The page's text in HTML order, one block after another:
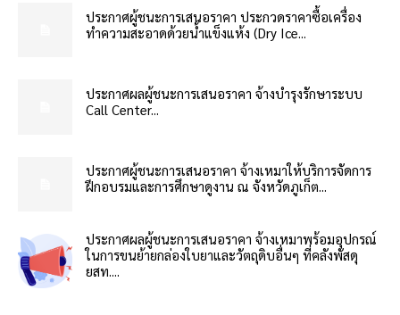
ประกาศผู้ชนะการเสนอราคา ประกวดราคาซื้อเครื่อง
ทำความสะอาดด้วยน้ำแข็งแห้ง (Dry Ice...
ประกาศผลผู้ชนะการเสนอราคา จ้างบำรุงรักษาระบบ
Call Center...
ประกาศผู้ชนะการเสนอราคา จ้างเหมาให้บริการจัดการ
ฝึกอบรมและการศึกษาดูงาน ณ จังหวัดภูเก็ต...
ประกาศผลผู้ชนะการเสนอราคา จ้างเหมาพร้อมอุปกรณ์
ในการขนย้ายกล่องใบยาและวัตถุดิบอื่นๆ ที่คลังพัสดุ
ยสท....